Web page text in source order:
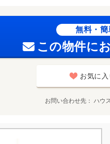
無料・簡
この物件に
お気に
お問い合わせ先 ハウ